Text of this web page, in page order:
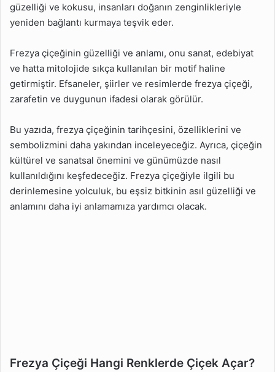
güzelliği ve kokusu, insanları doğanın zenginlikleriyle
yeniden bağlantı kurmaya teşvik eder.
Frezya çiçeğinin güzelliği ve anlamı, onu sanat, edebiyat
ve hatta mitolojide sıkça kullanılan bir motif haline
getirmiştir. Efsaneler, şiirler ve resimlerde frezya çiçeği,
zarafetin ve duygunun ifadesi olarak görülür.
Bu yazıda, frezya çiçeğinin tarihçesini, özelliklerini ve
sembolizmini daha yakından inceleyeceğiz. Ayrıca, çiçeğin
kültürel ve sanatsal önemini ve günümüzde nasıl
kullanıldığını keşfedeceğiz. Frezya çiçeğiyle ilgili bu
derinlemesine yolculuk, bu eşsiz bitkinin asıl güzelliği ve
anlamını daha iyi anlamamıza yardımcı olacak.
Frezya Çiçeği Hangi Renklerde Çiçek Açar?